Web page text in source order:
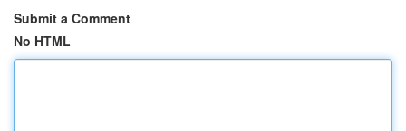
Submit a Comment
No HTML